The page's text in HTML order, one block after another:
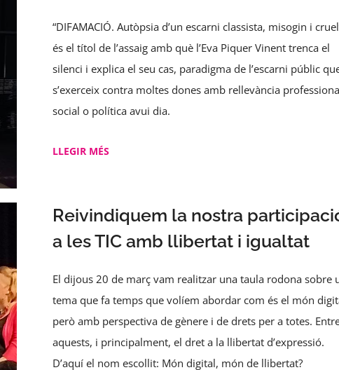
“DIFAMACIÓ. Autòpsia d’un escarni classista, misogin i
és el títol de l’assaig amb què l’Eva Piquer Vinent trenca el
silenci i explica el seu cas, paradigma de l’escarni públic
s’exerceix contra moltes dones amb rellevància
social o política avui dia.
LLEGIR MÉS
Reivindiquem la nostra
a les TIC amb llibertat i igualtat
El dijous 20 de març vam realitzar una taula rodona sobre
tema que fa temps que volíem abordar com és el món
però amb perspectiva de gènere i de drets per a totes.
aquests, i principalment, el dret a la llibertat d’expressió.
D’aquí el nom escollit: Món digital, món de llibertat?